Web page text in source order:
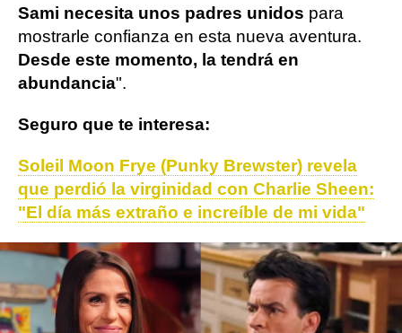
Sami necesita unos padres unidos para
mostrarle confianza en esta nueva aventura.
Desde este momento, la tendrá en
abundancia".
Seguro que te interesa:
Soleil Moon Frye (Punky Brewster) revela
que perdió la virginidad con Charlie Sheen:
"El día más extraño e increíble de mi vida"
ObjetivoTV » Series